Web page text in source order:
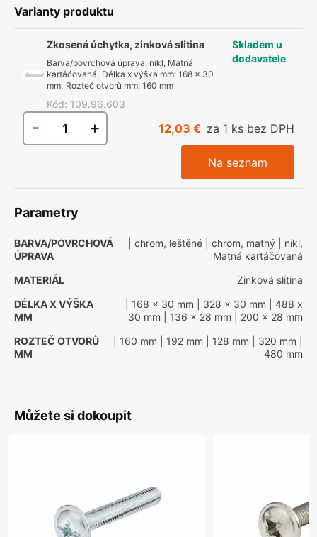
Varianty produktu
Zkosená úchytka, zinková slitina
Barva/povrchová úprava: nikl, Matná
kartáčovaná, Délka x výška mm: 168 x 30
mm, Rozteč otvorů mm: 160 mm
Kód: 109.96.603
Skladem u
dodavatele
- + 12,03 € za 1 ks bez DPH
Na seznam
Parametry
BARVA/POVRCHOVÁ
ÚPRAVA
| chrom, leštěné | chrom, matný | nikl,
Matná kartáčovaná
MATERIÁL
Zinková slitina
DÉLKA X VÝŠKA
MM
| 168 x 30 mm | 328 x 30 mm | 488 x
30 mm | 136 x 28 mm | 200 x 28 mm
ROZTEČ OTVORŮ
MM
| 160 mm | 192 mm | 128 mm | 320 mm
480 mm
Můžete si dokoupit